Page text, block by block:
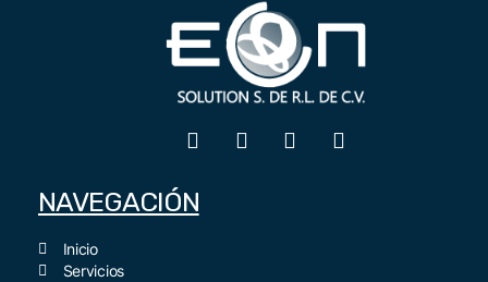
¡Contactar Expertos!
NAVEGACIÓN
Inicio
Servicios